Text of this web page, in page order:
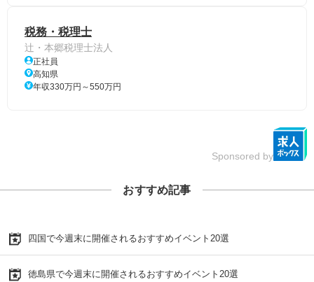
税務・税理士
辻・本郷税理士法人
正社員
高知県
年収330万円～550万円
Sponsored by
おすすめ記事
四国で今週末に開催されるおすすめイベント20選
徳島県で今週末に開催されるおすすめイベント20選